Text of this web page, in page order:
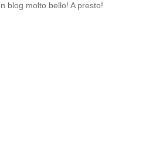
blog molto bello! A presto!